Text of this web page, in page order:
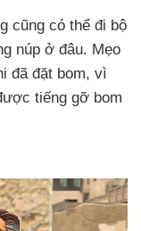
cũng có thể đi bộ
núp ở đâu. Mẹo
đã đặt bom, vì
tiếng gỡ bom